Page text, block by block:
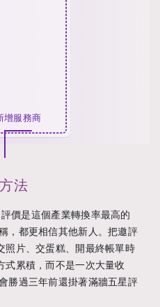
增服務商
法
評價是這個產業轉換率最高的
，都更相信其他新人。把邀評
片、交蛋糕、開最終帳單時
累積，而不是一次大量收
勝過三年前還掛著滿牆五星評